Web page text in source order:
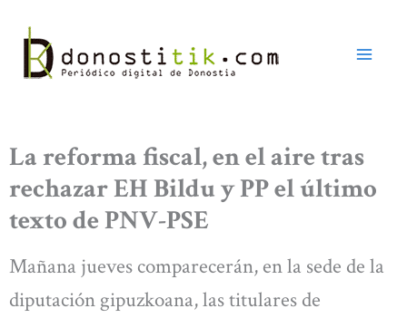
contenido
La reforma fiscal, en el aire tras
rechazar EH Bildu y PP el último
texto de PNV-PSE
Mañana jueves comparecerán, en la sede de la
diputación gipuzkoana, las titulares de